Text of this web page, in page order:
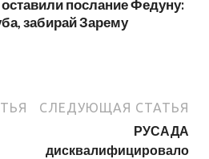
послание Федуну:
забирай Зарему
СЛЕДУЮЩАЯ СТАТЬЯ
РУСАДА
дисквалифицировало